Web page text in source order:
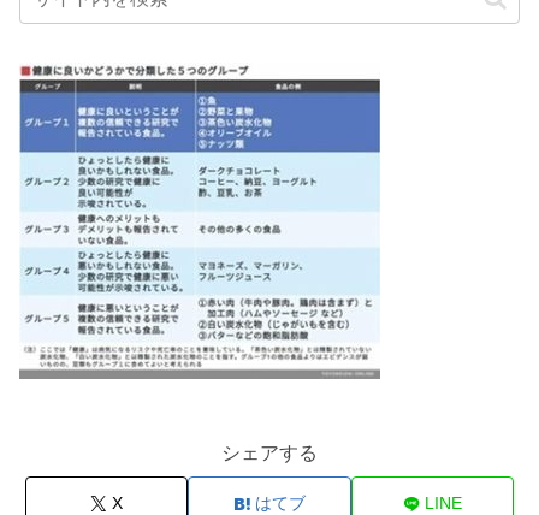
シェアする
X はてブ LINE